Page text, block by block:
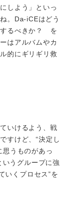
しよう」といっ
。Da-iCEはどう
るべきか？ を
はアルバムやカ
的にギリギリ救
いけるよう、戦
すけど、“決定し
思うものがあっ
うグループに強
いくプロセス”を